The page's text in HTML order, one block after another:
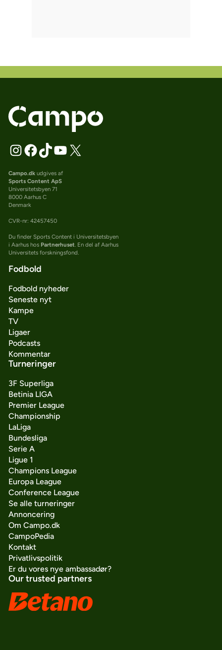
Campo.dkudgives af
Sports Content ApS
Universitetsbyen 71
8000 Aarhus C
Denmark
CVR-nr: 42457450
Du finder Sports Content i Universitetsbyen
i Aarhus hos Partnerhuset. En del af Aarhus
Universitets forskningsfond.
Fodbold
Fodbold nyheder
Seneste nyt
Kampe
TV
Ligaer
Podcasts
Kommentar
Turneringer
3F Superliga
Betinia LIGA
Premier League
Championship
LaLiga
Bundesliga
Serie A
Ligue 1
Champions League
Europa League
Conference League
Se alle turneringer
Annoncering
Om Campo.dk
CampoPedia
Kontakt
Privatlivspolitik
Er du vores nye ambassadør?
Our trusted partners